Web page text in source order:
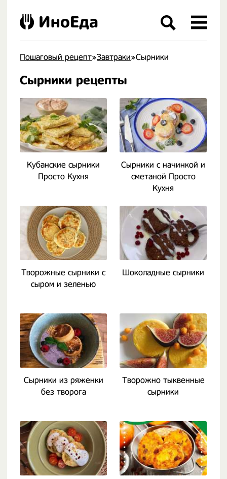
Пошаговый рецепт»Завтраки»Сырники
Сырники рецепты
Кубанские сырники
Просто Кухня
Сырники с начинкой и
сметаной Просто
Кухня
Творожные сырники с
сыром и зеленью
Шоколадные сырники
Сырники из ряженки
без творога
Творожно тыквенные
сырники
ИноЕда